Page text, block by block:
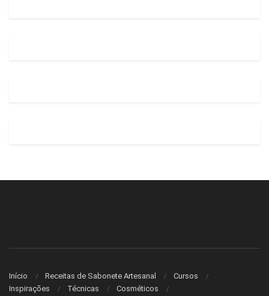
Início Receitas de Sabonete Artesanal
Cursos
Inspirações
Técnicas Cosméticos